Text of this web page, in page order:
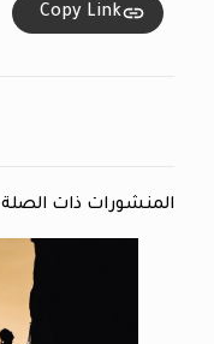
Copy Link
المنشورات ذات الصلة